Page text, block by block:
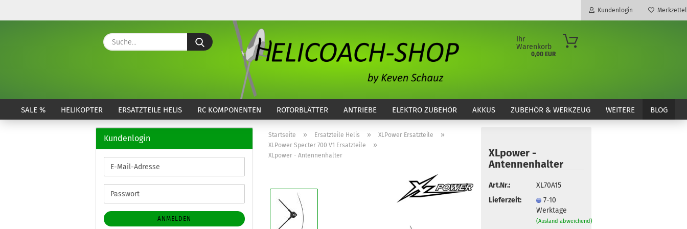
Kundenlogin
Konto erstellen
Passwort vergessen?
Merkzettel
Suche...
Ihr
Warenkorb
0,00 EUR
SALE % HELIKOPTER ERSATZTEILE HELIS RC KOMPONENTEN ROTORBLÄTTER ANTRIEBE ELEKTRO ZUBEHÖR AKKUS ZUBEHÖR & WERKZEUG BLOG
WEITERE
Startseite » Ersatzteile Helis » XLPower Ersatzteile »
XLPower Specter 700 V1 Ersatzteile »
XLpower - Antennenhalter
XLpower -
Antennenhalter
Art.Nr.:
XL70A15
Lieferzeit:
7-10
Werktage
(Ausland abweichend)
Kundenlogin
E-
Mail-
Adresse
Passwort
ANMELDEN